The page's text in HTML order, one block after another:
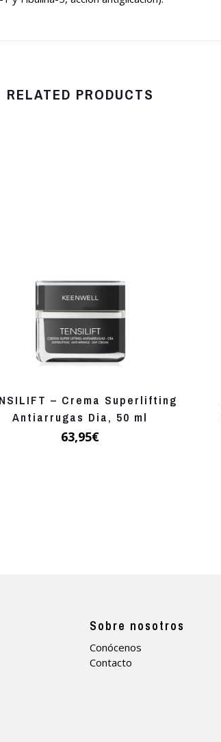
RELATED PRODUCTS
– Crema Superlifting
Antiarrugas Dia, 50 ml
63,95€
Sobre nosotros
Conócenos
Contacto